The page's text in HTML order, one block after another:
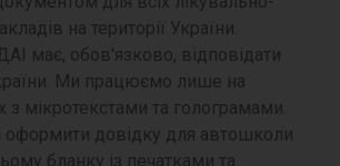
на території України.
має, обов'язково, відповідати
Ми працюємо лише на
з мікротекстами та голограмами.
довідку для автошколи
бланку із печатками та